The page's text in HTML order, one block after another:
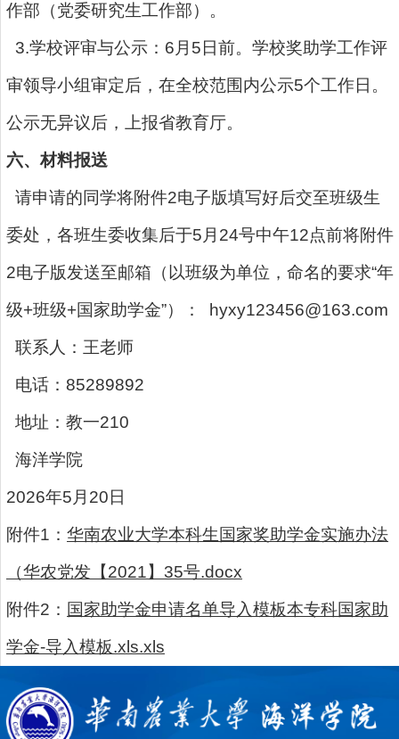
作部（党委研究生工作部）。
3.学校评审与公示：6月5日前。学校奖助学工作评
审领导小组审定后，在全校范围内公示5个工作日。
公示无异议后，上报省教育厅。
六、材料报送
请申请的同学将附件2电子版填写好后交至班级生
委处，各班生委收集后于5月24号中午12点前将附件
2电子版发送至邮箱（以班级为单位，命名的要求“年
级+班级+国家助学金”）： hyxy123456@163.com
联系人：王老师
电话：85289892
地址：教一210
海洋学院
2026年5月20日
附件1： 华南农业大学本科生国家奖助学金实施办法
（华农党发【2021】35号.docx
附件2： 国家助学金申请名单导入模板本专科国家助
学金-导入模板.xls.xls